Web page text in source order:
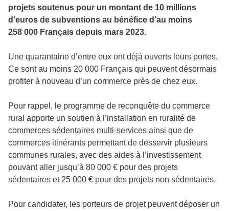
projets soutenus pour un montant de 10 millions
d’euros de subventions au bénéfice d’au moins
258 000 Français depuis mars 2023.
Une quarantaine d’entre eux ont déjà ouverts leurs portes.
Ce sont au moins 20 000 Français qui peuvent désormais
profiter à nouveau d’un commerce près de chez eux.
Pour rappel, le programme de reconquête du commerce
rural apporte un soutien à l’installation en ruralité de
commerces sédentaires multi-services ainsi que de
commerces itinérants permettant de desservir plusieurs
communes rurales, avec des aides à l’investissement
pouvant aller jusqu’à 80 000 € pour des projets
sédentaires et 25 000 € pour des projets non sédentaires.
Pour candidater, les porteurs de projet peuvent déposer un